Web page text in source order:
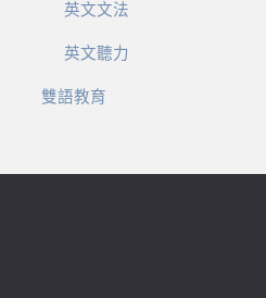
英文文法
英文聽力
雙語教育